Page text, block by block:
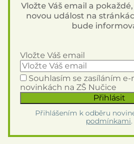
Vložte Váš email a
novou událost na
bude
Vložte Váš email
Souhlasím se zasíláním
novinkách na ZŠ Nučice
Přihlášením k odběru
podmínkami.